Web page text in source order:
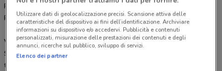
Prénatal, pratici, leggeri e funzionali, o il fasciatoio e le culle
Prénatal per i più piccini.
Vicino alle mamme
Sfoglia ilvolantino Prénatal
trovare tanti prodotti e accessori per i tuoi figli e abiti premaman
Utilizzare dati di geolocalizzazione precisi. Scansione attiva delle
caratteristiche del dispositivo ai fini dell’identificazione. Archiviare
informazioni su dispositivo e/o accedervi. Pubblicità e contenuti
personalizzati, misurazione delle prestazioni dei contenuti e degli
annunci, ricerche sul pubblico, sviluppo di servizi.
Elenco dei partner